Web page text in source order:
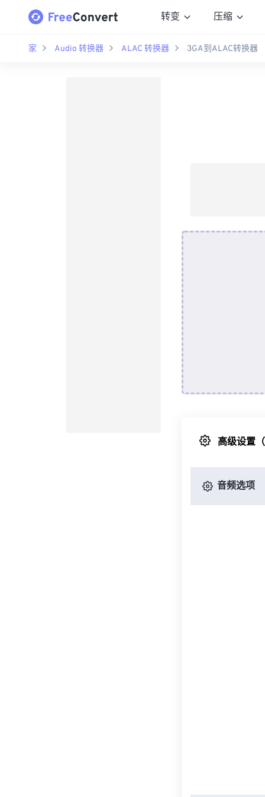
转变 压缩
家 Audio 转换器 ALAC 转换器 3GA到ALAC转换器
高级设置
音频选项